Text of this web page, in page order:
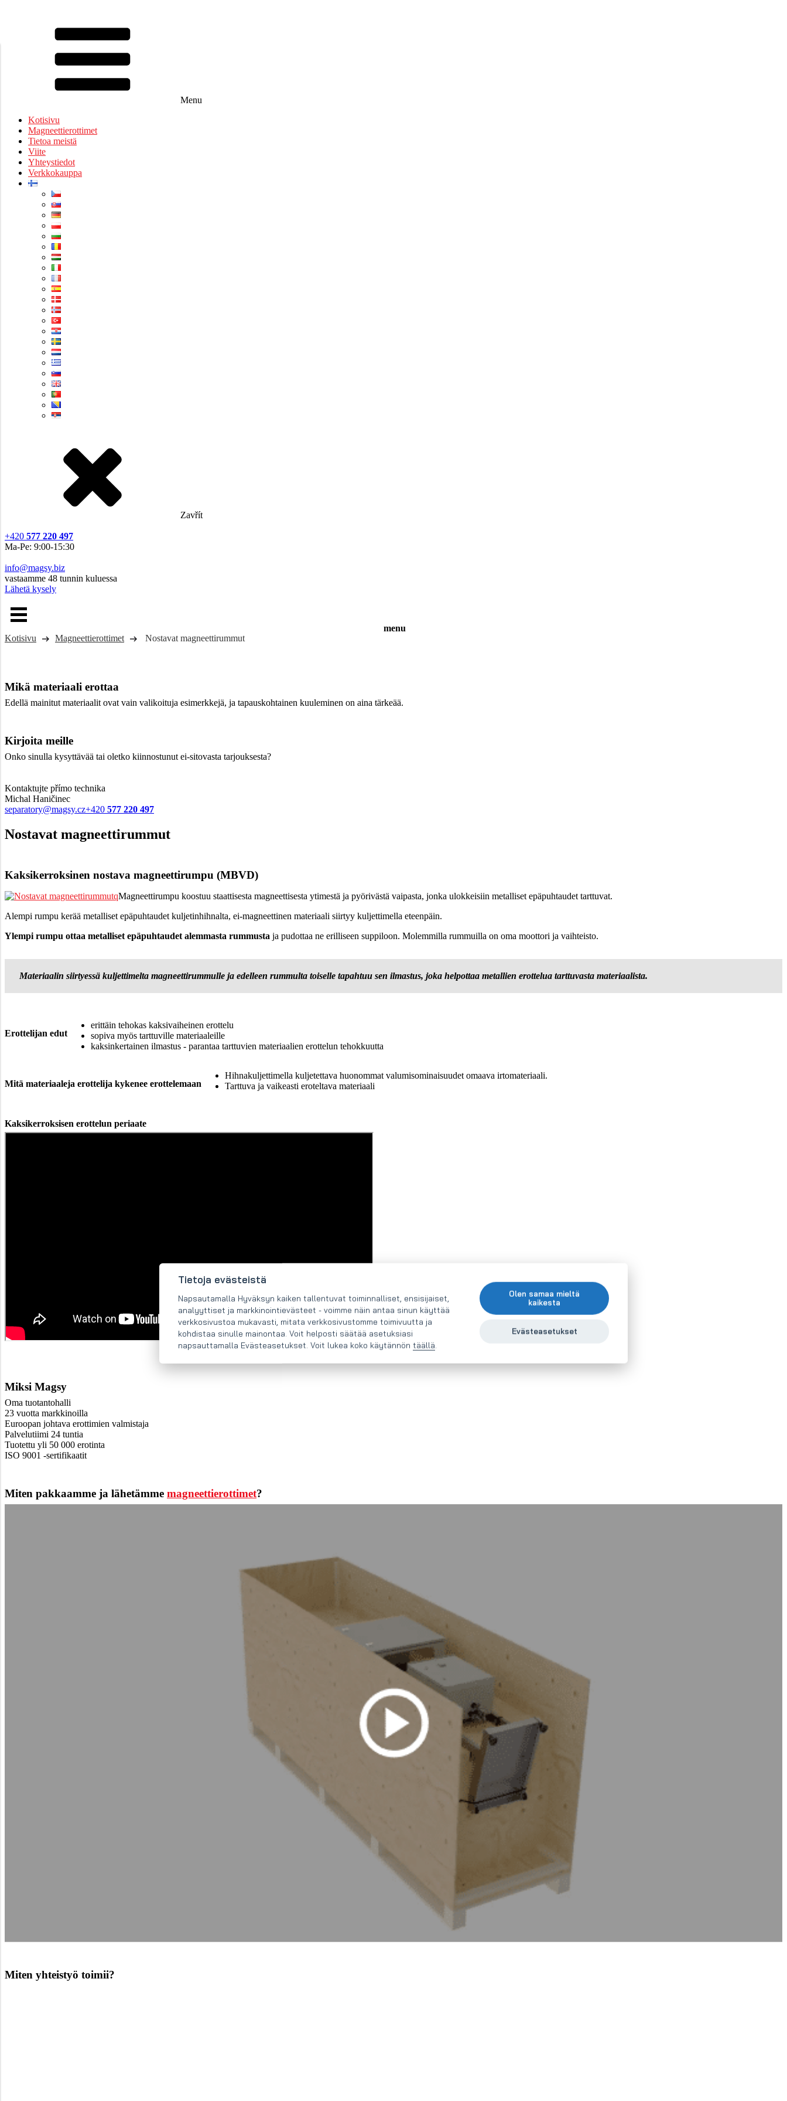
Menu
Kotisivu
Magneettierottimet
Tietoa meistä
Viite
Yhteystiedot
Verkkokauppa
Zavřít
+420 577 220 497
Ma-Pe: 9:00-15:30
info@magsy.biz
vastaamme 48 tunnin kuluessa
Lähetä kysely
menu
Kotisivu
Magneettierottimet Nostavat magneettirummut
Mikä materiaali erottaa
Edellä mainitut materiaalit ovat vain valikoituja esimerkkejä, ja tapauskohtainen kuuleminen on aina tärkeää.
Kirjoita meille
Onko sinulla kysyttävää tai oletko kiinnostunut ei-sitovasta tarjouksesta?
Kontaktujte přímo technika
Michal Haničinec
separatory@magsy.cz+420 577 220 497
Nostavat magneettirummut
Kaksikerroksinen nostava magneettirumpu (MBVD)
Magneettirumpu koostuu staattisesta magneettisesta ytimestä ja pyörivästä vaipasta, jonka ulokkeisiin metalliset epäpuhtaudet tarttuvat.
Alempi rumpu kerää metalliset epäpuhtaudet kuljetinhihnalta, ei-magneettinen materiaali siirtyy kuljettimella eteenpäin.
Ylempi rumpu ottaa metalliset epäpuhtaudet alemmasta rummusta ja pudottaa ne erilliseen suppiloon. Molemmilla rummuilla on oma moottori ja vaihteisto.
Materiaalin siirtyessä kuljettimelta magneettirummulle ja edelleen rummulta toiselle tapahtuu sen ilmastus, joka helpottaa metallien erottelua tarttuvasta materiaalista.
Erottelijan edut
erittäin tehokas kaksivaiheinen erottelu
sopiva myös tarttuville materiaaleille
kaksinkertainen ilmastus - parantaa tarttuvien materiaalien erottelun tehokkuutta
Mitä materiaaleja erottelija kykenee erottelemaan
Hihnakuljettimella kuljetettava huonommat valumisominaisuudet omaava irtomateriaali.
Tarttuva ja vaikeasti eroteltava materiaali
Kaksikerroksisen erottelun periaate
Miksi Magsy
Oma tuotantohalli
23 vuotta markkinoilla
Euroopan johtava erottimien valmistaja
Palvelutiimi 24 tuntia
Tuotettu yli 50 000 erotinta
ISO 9001 -sertifikaatit
Miten pakkaamme ja lähetämme magneettierottimet?
Miten yhteistyö toimii?
Tietoja evästeistä
Napsautamalla Hyväksyn kaiken tallentuvat toiminnalliset, ensisijaiset,
analyyttiset ja markkinointievästeet - voimme näin antaa sinun käyttää
verkkosivustoa mukavasti, mitata verkkosivustomme toimivuutta ja
kohdistaa sinulle mainontaa. Voit helposti säätää asetuksiasi
napsauttamalla Evästeasetukset. Voit lukea koko käytännön täällä.
Olen samaa mieltä
kaikesta
Evästeasetukset